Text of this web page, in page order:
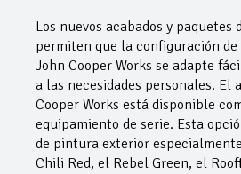
Los nuevos acabados y paquetes
permiten que la configuración de
John Cooper Works se adapte
a las necesidades personales. El
Cooper Works está disponible
equipamiento de serie. Esta
de pintura exterior
Chili Red, el Rebel Green, el